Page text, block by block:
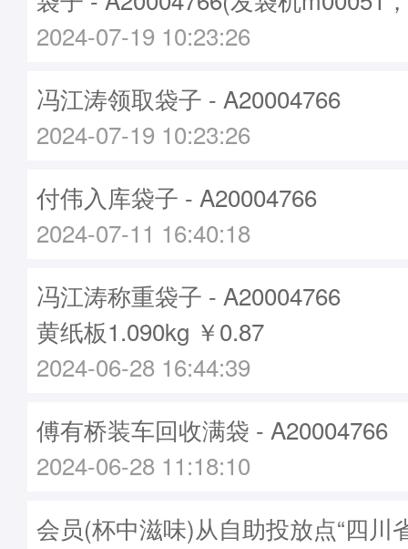
2024-07-19 10:23:26
冯江涛领取袋子 - A20004766
2024-07-19 10:23:26
付伟入库袋子 - A20004766
2024-07-11 16:40:18
冯江涛称重袋子 - A20004766
黄纸板1.090kg ￥0.87
2024-06-28 16:44:39
傅有桥装车回收满袋 - A20004766
2024-06-28 11:18:10
会员(杯中滋味)从自助投放点“四川